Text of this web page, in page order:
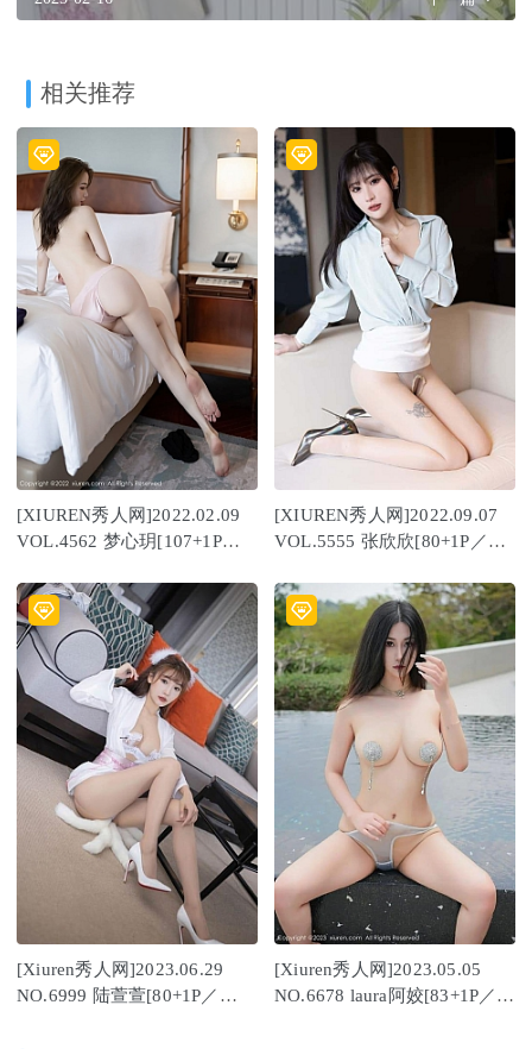
相关推荐
[XIUREN秀人网]2022.02.09
VOL.4562 梦心玥[107+1P／
[XIUREN秀人网]2022.09.07
VOL.5555 张欣欣[80+1P／
[Xiuren秀人网]2023.06.29
NO.6999 陆萱萱[80+1P／
[Xiuren秀人网]2023.05.05
NO.6678 laura阿姣[83+1P／